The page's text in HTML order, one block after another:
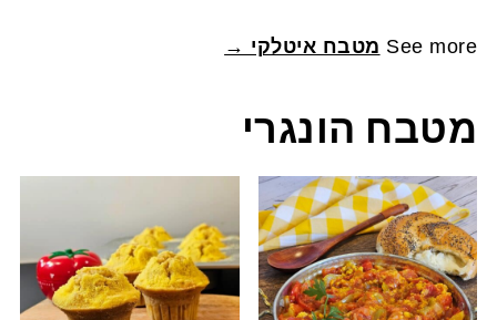
See more מטבח איטלקי →
מטבח הונגרי